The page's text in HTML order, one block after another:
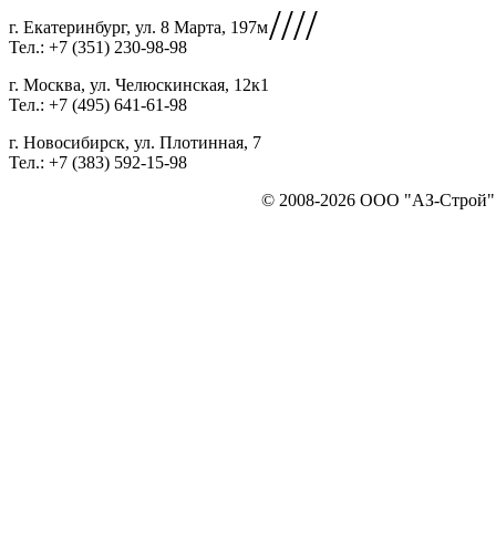
г. Екатеринбург, ул. 8 Марта, 197м
Тел.: +7 (351) 230-98-98
г. Москва, ул. Челюскинская, 12к1
Тел.: +7 (495) 641-61-98
г. Новосибирск, ул. Плотинная, 7
Тел.: +7 (383) 592-15-98
////
© 2008-2026 ООО "АЗ-Строй".